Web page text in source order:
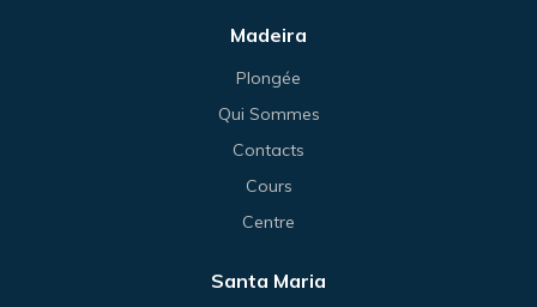
Madeira
Plongée
Qui Sommes
Contacts
Cours
Centre
Santa Maria